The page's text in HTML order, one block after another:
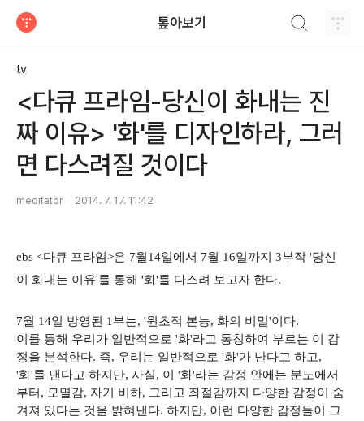
톺아보기
tv
<다큐 프라임-당신이 화내는 진
짜 이유> '화'를 디자인하라, 그러
면 다스려질 것이다
meditator 2014. 7. 17. 11:42
ebs <다큐 프라임>은 7월14일에서 7월 16일까지 3부작 '당신
이 화내는 이유'를 통해 '화'를 다스려 보고자 한다.
7월 14일 방영된 1부는, '원초적 본능, 화의 비밀'이다.
이를 통해 우리가 일반적으로 '화'라고 통칭하여 부르는 이 감
정을 분석한다. 즉, 우리는 일반적으로 '화'가 난다고 하고,
'화'를 낸다고 하지만, 사실, 이 '화'라는 감정 안에는 분노에서
부터, 모멸감, 자기 비하, 그리고 좌절감까지 다양한 감정이 숨
겨져 있다는 것을 밝혀낸다. 하지만, 이런 다양한 감정들이 그